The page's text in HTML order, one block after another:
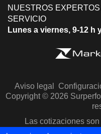
NUESTROS EXPERTOS
SERVICIO
Lunes a viernes, 9-12 h
Aviso legal
Copyright © 2026
Las cotizaciones